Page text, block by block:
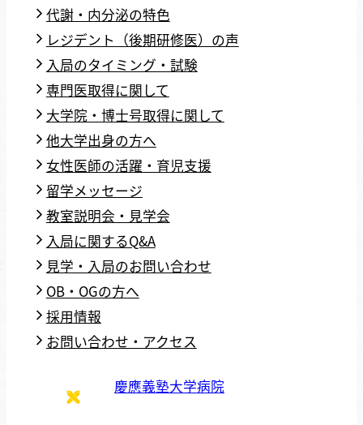
代謝・内分泌の特色
レジデント（後期研修医）の声
入局のタイミング・試験
専門医取得に関して
大学院・博士号取得に関して
他大学出身の方へ
女性医師の活躍・育児支援
留学メッセージ
教室説明会・見学会
入局に関するQ&A
見学・入局のお問い合わせ
OB・OGの方へ
採用情報
お問い合わせ・アクセス
慶應義塾大学病院